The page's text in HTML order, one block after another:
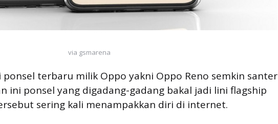
via gsmarena
ponsel terbaru milik Oppo yakni Oppo Reno semkin santer
ini ponsel yang digadang-gadang bakal jadi lini flagship
sering kali menampakkan diri di internet.